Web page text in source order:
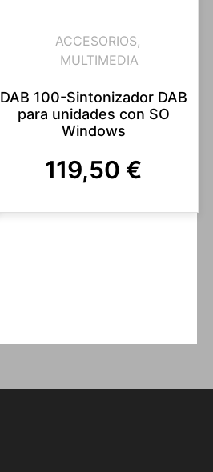
ACCESORIOS,
MULTIMEDIA
DAB 100-Sintonizador DAB
para unidades con SO
Windows
119,50 €